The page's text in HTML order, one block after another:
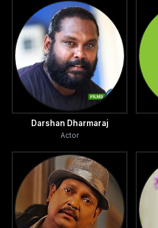
Darshan Dharmaraj
Actor